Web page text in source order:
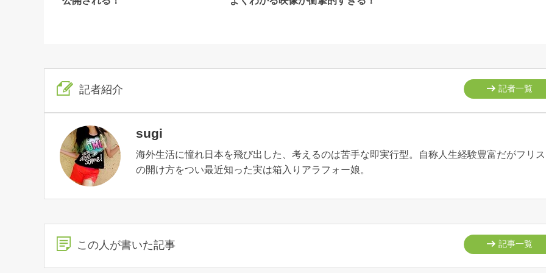
記者紹介 記者一覧
sugi
海外生活に憧れ日本を飛び出した、考えるのは苦手な即実行型。自称人生経験豊富だがフリ
の開け方をつい最近知った実は箱入りアラフォー娘。
この人が書いた記事 記事一覧